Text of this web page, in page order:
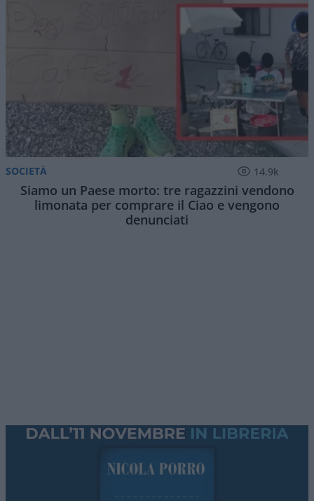
SOCIETÀ 14.9k
Siamo un Paese morto: tre ragazzini vendono
limonata per comprare il Ciao e vengono
denunciati